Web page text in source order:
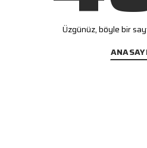
Üzgünüz, böyle bir